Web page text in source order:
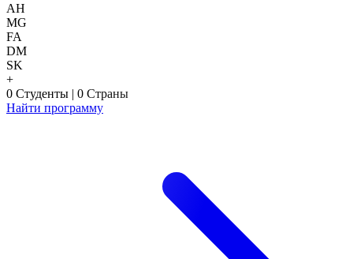
AH
MG
FA
DM
SK
+
0 Студенты | 0 Страны
Найти программу